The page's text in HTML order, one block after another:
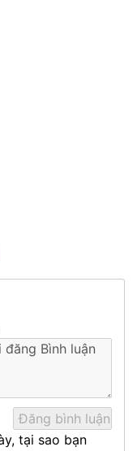
tại sao bạn